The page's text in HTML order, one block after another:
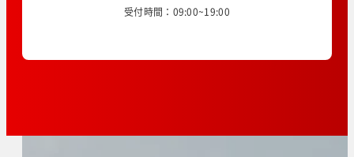
受付時間：09:00~19:00